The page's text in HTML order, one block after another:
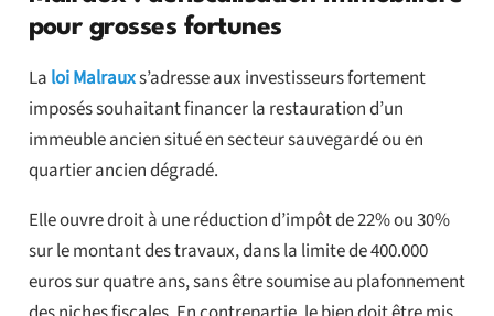
pour grosses fortunes
La loi Malrauxs’adresse aux investisseurs fortement
imposés souhaitant financer la restauration d’un
immeuble ancien situé en secteur sauvegardé ou en
quartier ancien dégradé.
Elle ouvre droit à une réduction d’impôt de 22% ou 30%
sur le montant des travaux, dans la limite de 400.000
euros sur quatre ans, sans être soumise au plafonnement